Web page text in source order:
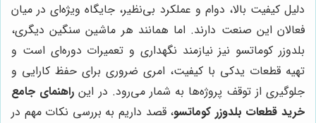
دلیل کیفیت بالا، دوام و عملکرد بی‌نظیر، جایگاه ویژه‌ای در میان
فعالان این صنعت دارند. اما همانند هر ماشین سنگین دیگری،
بلدوزر کوماتسو نیز نیازمند نگهداری و تعمیرات دوره‌ای است و
تهیه قطعات یدکی با کیفیت، امری ضروری برای حفظ کارایی و
جلوگیری از توقف پروژه‌ها به شمار می‌رود. در این راهنمای جامع
خرید قطعات بلدوزر کوماتسو، قصد داریم به بررسی نکات مهم در